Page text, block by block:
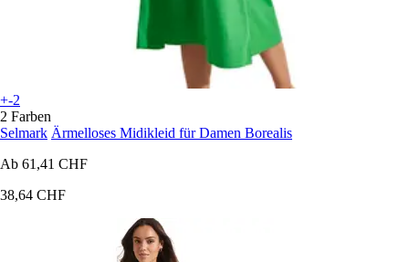
+-2
2 Farben
Selmark Ärmelloses Midikleid für Damen Borealis
Ab 61,41 CHF
38,64 CHF